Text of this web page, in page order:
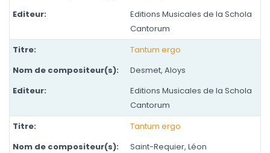
Editions Musicales de la Schola
Cantorum
Tantum ergo
Desmet, Aloys
Editions Musicales de la Schola
Cantorum
Tantum ergo
Saint-Requier, Léon